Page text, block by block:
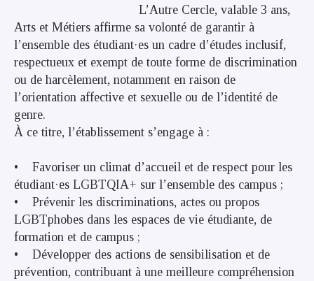
L’Autre Cercle, valable 3 ans,
Arts et Métiers affirme sa volonté de garantir à
l’ensemble des étudiant·es un cadre d’études inclusif,
respectueux et exempt de toute forme de discrimination
ou de harcèlement, notamment en raison de
l’orientation affective et sexuelle ou de l’identité de
genre.
À ce titre, l’établissement s’engage à :
• Favoriser un climat d’accueil et de respect pour les
étudiant·es LGBTQIA+ sur l’ensemble des campus ;
• Prévenir les discriminations, actes ou propos
LGBTphobes dans les espaces de vie étudiante, de
formation et de campus ;
• Développer des actions de sensibilisation et de
prévention, contribuant à une meilleure compréhension